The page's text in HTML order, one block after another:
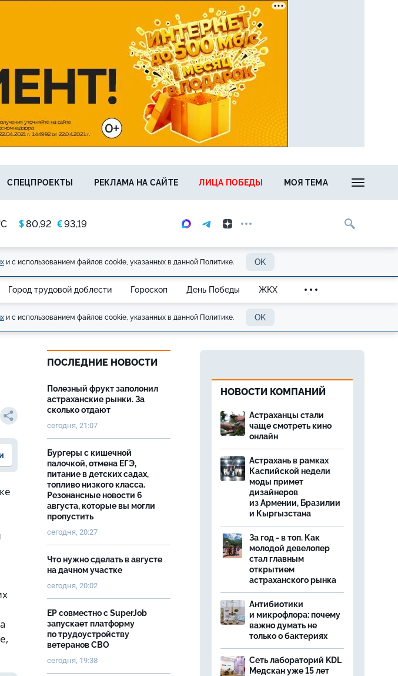
$80,92 €93,19
СПЕЦПРОЕКТЫ РЕКЛАМА НА САЙТЕ ЛИЦА ПОБЕДЫ МОЯ ТЕМА
и с использованием файлов cookie, указанных в данной Политике. OK
Город трудовой доблести Гороскоп День Победы ЖКХ
и с использованием файлов cookie, указанных в данной Политике. OK
ПОСЛЕДНИЕ НОВОСТИ
Полезный фрукт заполонил
астраханские рынки. За
сколько отдают
сегодня, 21:07
Бургеры с кишечной
палочкой, отмена ЕГЭ,
питание в детских садах,
топливо низкого класса.
Резонансные новости 6
августа, которые вы могли
пропустить
сегодня, 20:27
Что нужно сделать в августе
на дачном участке
сегодня, 20:02
ЕР совместно с SuperJob
запускает платформу
по трудоустройству
ветеранов СВО
сегодня, 19:38
НОВОСТИ КОМПАНИЙ
Астраханцы стали
чаще смотреть кино
онлайн
Астрахань в рамках
Каспийской недели
моды примет
дизайнеров
из Армении, Бразилии
и Кыргызстана
За год - в топ. Как
молодой девелопер
стал главным
открытием
астраханского рынка
Антибиотики
и микрофлора: почему
важно думать не
только о бактериях
Сеть лабораторий KDL
Медскан уже 15 лет